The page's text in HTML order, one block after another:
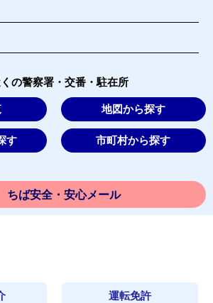
の警察署・交番・駐在所
地図から探す
す 市町村から探す
ちば安全・安心メール
運転免許